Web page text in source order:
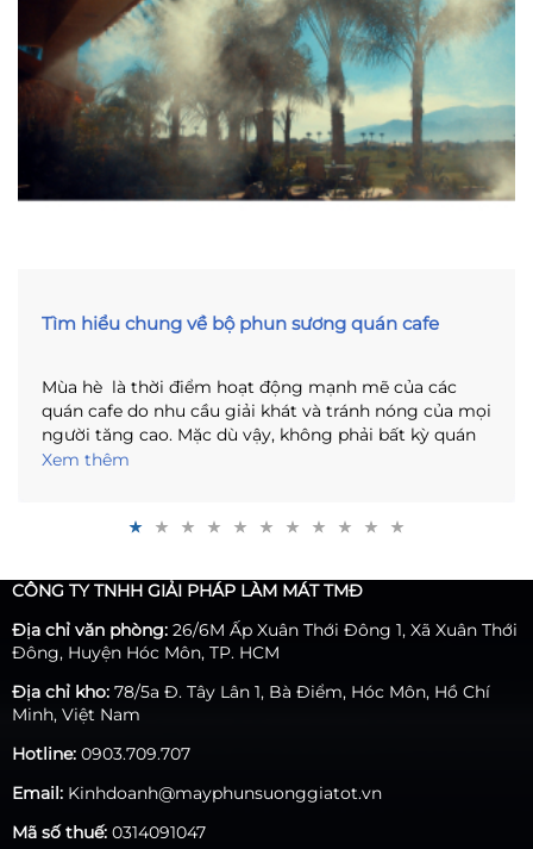
Tìm hiểu chung về bộ phun sương quán cafe
Mùa hè là thời điểm hoạt động mạnh mẽ của các
quán cafe do nhu cầu giải khát và tránh nóng của mọi
người tăng cao. Mặc dù vậy, không phải bất kỳ quán
cafe nào cũng có giải pháp chống nóng hiệu quả.
cafe mặt đường hay sân vườn thì giải pháp này không
trở thành giải pháp chống nóng hiệu quả. Vậy ưu
điểm của bộ phun sương quán cafe là gì? Chúng có
cấu tạo như thế nào?… Mọi thông tin chi tiết sẽ được
Máy phun sương TMD cập nhật tại bài viết dưới đây.
Xem thêm
CÔNG TY TNHH GIẢI PHÁP LÀM MÁT TMĐ
Địa chỉ văn phòng: 26/6M Ấp Xuân Thới Đông 1, Xã Xuân Thới
Đông, Huyện Hóc Môn, TP. HCM
Địa chỉ kho: 78/5a Đ. Tây Lân 1, Bà Điểm, Hóc Môn, Hồ Chí
Minh, Việt Nam
Hotline: 0903.709.707
Email: Kinhdoanh@mayphunsuonggiatot.vn
Mã số thuế: 0314091047